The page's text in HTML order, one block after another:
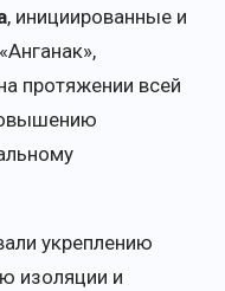
, инициированные и
протяжении всей
укреплению
изоляции и